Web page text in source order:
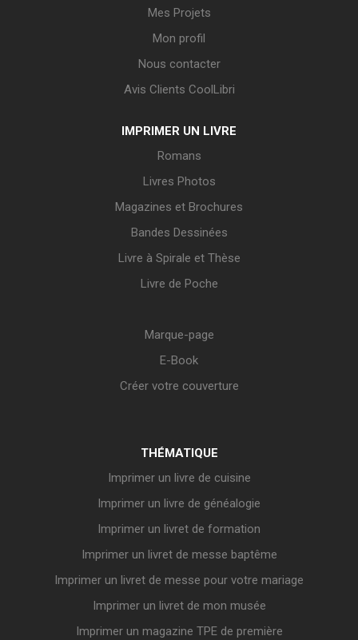
Mes Projets
Mon profil
Nous contacter
Avis Clients CoolLibri
IMPRIMER UN LIVRE
Romans
Livres Photos
Magazines et Brochures
Bandes Dessinées
Livre à Spirale et Thèse
Livre de Poche
Marque-page
E-Book
Créer votre couverture
THÉMATIQUE
Imprimer un livre de cuisine
Imprimer un livre de généalogie
Imprimer un livret de formation
Imprimer un livret de messe baptême
Imprimer un livret de messe pour votre mariage
Imprimer un livret de mon musée
Imprimer un magazine TPE de première